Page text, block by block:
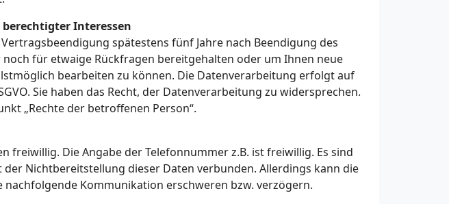
Interessen
spätestens fünf Jahre nach Beendigung des
für etwaige Rückfragen bereitgehalten oder um Ihnen neue
bearbeiten zu können. Die Datenverarbeitung erfolgt auf
Sie haben das Recht, der Datenverarbeitung zu widersprechen.
„Rechte der betroffenen Person“.
freiwillig. Die Angabe der Telefonnummer z.B. ist freiwillig. Es sind
der Nichtbereitstellung dieser Daten verbunden. Allerdings kann die
Kommunikation erschweren bzw. verzögern.